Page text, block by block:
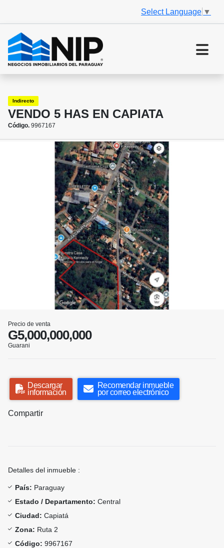
Select Language ▼
Indirecto
VENDO 5 HAS EN CAPIATA
Código. 9967167
Precio de venta
G5,000,000,000
Guarani
Descargar
información
Recomendar inmueble
por correo electrónico
Compartir
Detalles del inmueble :
País: Paraguay
Estado / Departamento: Central
Ciudad: Capiatá
Zona: Ruta 2
Código: 9967167